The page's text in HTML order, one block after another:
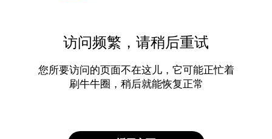
访问频繁，请稍后重试
您所要访问的页面不在这儿，它可能正忙着
刷牛牛圈，稍后就能恢复正常